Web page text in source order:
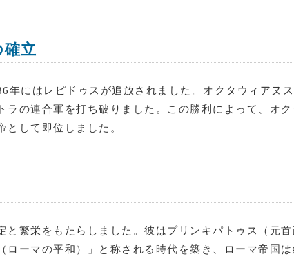
立
年にはレピドゥスが追放されました。オクタウィアヌ
ラの連合軍を打ち破りました。この勝利によって、オ
として即位しました。
と繁栄をもたらしました。彼はプリンキパトゥス（元
ーマの平和）」と称される時代を築き、ローマ帝国